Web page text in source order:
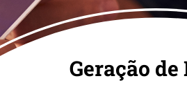
Geração de